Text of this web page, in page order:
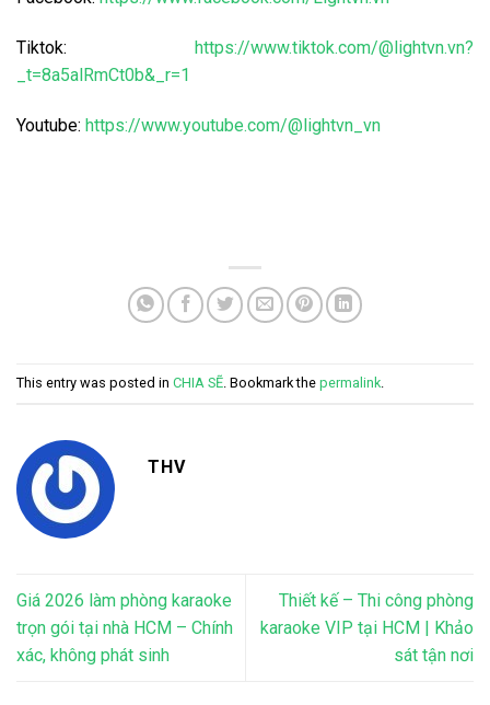
Tiktok: https://www.tiktok.com/@lightvn.vn?
_t=8a5alRmCt0b&_r=1
Youtube: https://www.youtube.com/@lightvn_vn
This entry was posted in CHIA SẼ . Bookmark the permalink
THV
Giá 2026 làm phòng karaoke
trọn gói tại nhà HCM – Chính
xác, không phát sinh
Thiết kế – Thi công phòng
karaoke VIP tại HCM | Khảo
sát tận nơi